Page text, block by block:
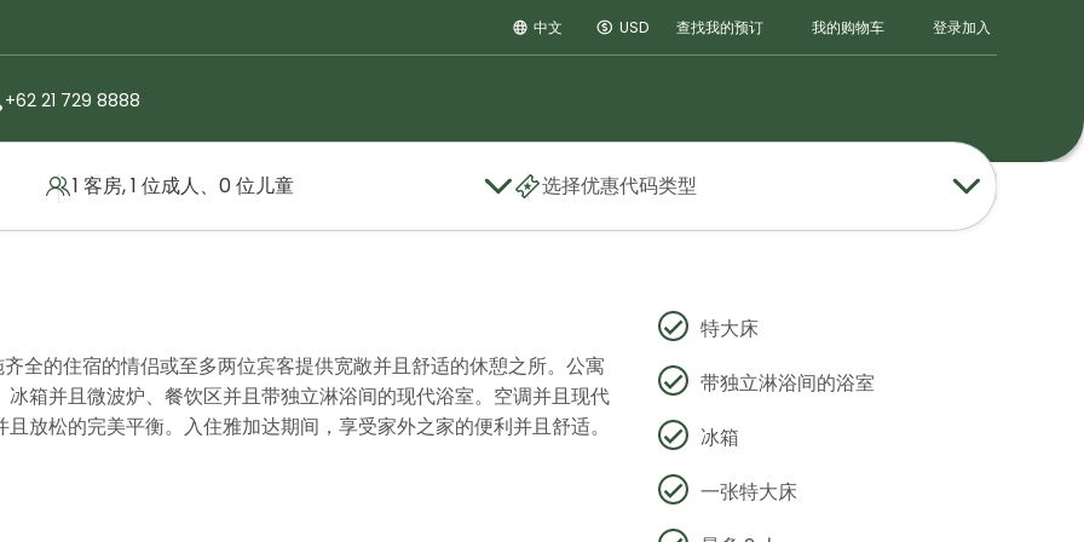
中文 USD 查找我的预订 我的购物车 登录加入
1 客房, 1 位成人、0 位儿童 选择优惠代码类型
+62 21 729 8888
One-Bedroom Premier
全的住宿的情侣或至多两位宾客提供宽敞并且舒适的休憩之所。公寓
箱并且微波炉、餐饮区并且带独立淋浴间的现代浴室。空调并且现代
放松的完美平衡。入住雅加达期间，享受家外之家的便利并且舒适。
特大床
带独立淋浴间的浴室
冰箱
一张特大床